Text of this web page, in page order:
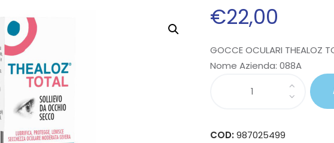
€22,00
GOCCE OCULARI THEALOZ
Nome Azienda:088A
COD:987025499